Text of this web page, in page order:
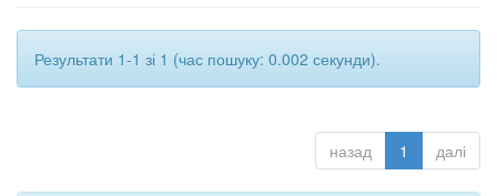
Результати 1-1 зі 1 (час пошуку: 0.002 секунди).
назад 1 далі